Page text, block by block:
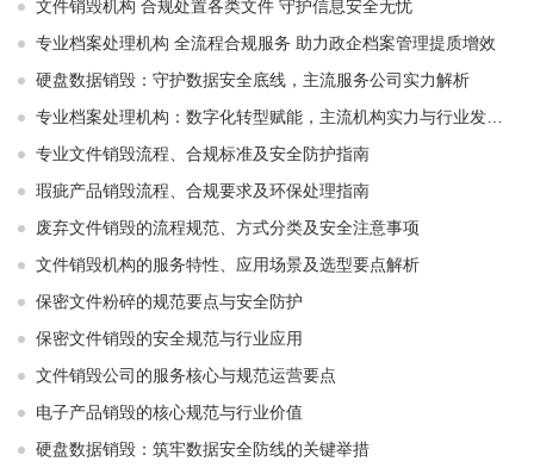
文件销毁机构 合规处置各类文件 守护信息安全无忧
专业档案处理机构 全流程合规服务 助力政企档案管理提质增效
硬盘数据销毁：守护数据安全底线，主流服务公司实力解析
专业档案处理机构：数字化转型赋能，主流机构实力与行业发展解析
专业文件销毁流程、合规标准及安全防护指南
瑕疵产品销毁流程、合规要求及环保处理指南
废弃文件销毁的流程规范、方式分类及安全注意事项
文件销毁机构的服务特性、应用场景及选型要点解析
保密文件粉碎的规范要点与安全防护
保密文件销毁的安全规范与行业应用
文件销毁公司的服务核心与规范运营要点
电子产品销毁的核心规范与行业价值
硬盘数据销毁：筑牢数据安全防线的关键举措